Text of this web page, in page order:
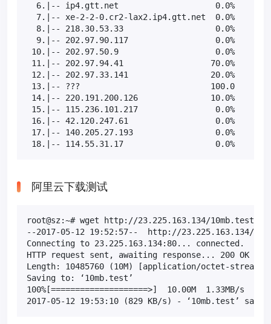
6.|-- ip4.gtt.net                    0.0%    10
7.|-- xe-2-2-0.cr2-lax2.ip4.gtt.net  0.0%    10
8.|-- 218.30.53.33                   0.0%    10
9.|-- 202.97.90.117                  0.0%    10
10.|-- 202.97.50.9                    0.0%    10
11.|-- 202.97.94.41                  70.0%    10
12.|-- 202.97.33.141                 20.0%    10
13.|-- ???                           100.0    10
14.|-- 220.191.200.126               10.0%    10
15.|-- 115.236.101.217                0.0%    10
16.|-- 42.120.247.61                  0.0%    10
17.|-- 140.205.27.193                 0.0%    10
18.|-- 114.55.31.17                   0.0%    10
阿里云下载测试
root@sz:~# wget http://23.225.163.134/10mb.test
--2017-05-12 19:52:57--  http://23.225.163.134/
Connecting to 23.225.163.134:80... connected.
HTTP request sent, awaiting response... 200 OK
Length: 10485760 (10M) [application/octet-stream]
Saving to: ‘10mb.test’
100%[====================>]  10.00M  1.33MB/s
2017-05-12 19:53:10 (829 KB/s) - ‘10mb.test’ saved